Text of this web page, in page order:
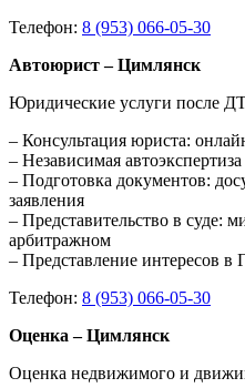
Телефон: 8 (953) 066-05-30
Автоюрист – Цимлянск
Юридические услуги после
– Консультация юриста:
– Независимая
– Подготовка документов:
заявления
– Представительство в суде:
арбитражном
– Представление интересов
Телефон: 8 (953) 066-05-30
Оценка – Цимлянск
Оценка недвижимого и